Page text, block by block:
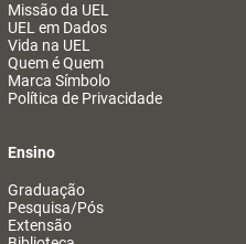
Missão da UEL
UEL em Dados
Vida na UEL
Quem é Quem
Marca Símbolo
Política de Privacidade
Ensino
Graduação
Pesquisa/Pós
Extensão